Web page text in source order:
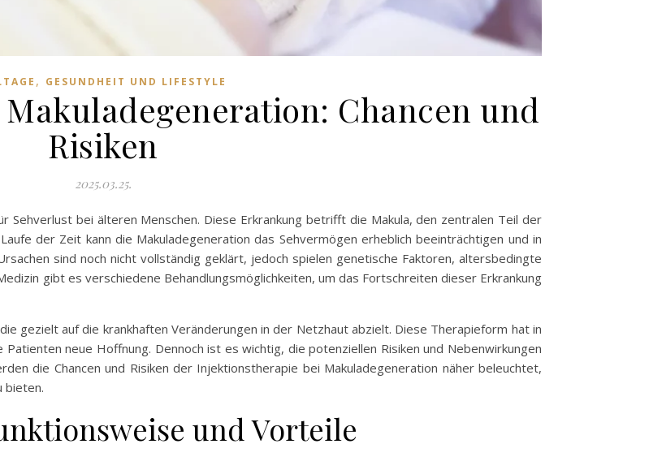
, GESUNDHEIT UND LIFESTYLE
Chancen und
Risiken
2025.03.25.
Sehverlust bei älteren Menschen. Diese Erkrankung betrifft die Makula, den zentralen Teil der
der Zeit kann die Makuladegeneration das Sehvermögen erheblich beeinträchtigen und in
sind noch nicht vollständig geklärt, jedoch spielen genetische Faktoren, altersbedingte
gibt es verschiedene Behandlungsmöglichkeiten, um das Fortschreiten dieser Erkrankung
gezielt auf die krankhaften Veränderungen in der Netzhaut abzielt. Diese Therapieform hat in
neue Hoffnung. Dennoch ist es wichtig, die potenziellen Risiken und Nebenwirkungen
die Chancen und Risiken der Injektionstherapie bei Makuladegeneration näher beleuchtet,
bieten.
und Vorteile